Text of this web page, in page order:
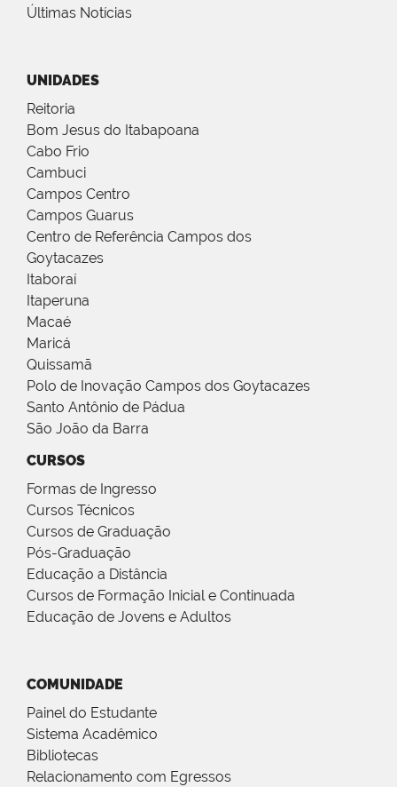
Últimas Notícias
UNIDADES
Reitoria
Bom Jesus do Itabapoana
Cabo Frio
Cambuci
Campos Centro
Campos Guarus
Centro de Referência Campos dos
Goytacazes
Itaboraí
Itaperuna
Macaé
Maricá
Quissamã
Polo de Inovação Campos dos Goytacazes
Santo Antônio de Pádua
São João da Barra
CURSOS
Formas de Ingresso
Cursos Técnicos
Cursos de Graduação
Pós-Graduação
Educação a Distância
Cursos de Formação Inicial e Continuada
Educação de Jovens e Adultos
COMUNIDADE
Painel do Estudante
Sistema Acadêmico
Bibliotecas
Relacionamento com Egressos